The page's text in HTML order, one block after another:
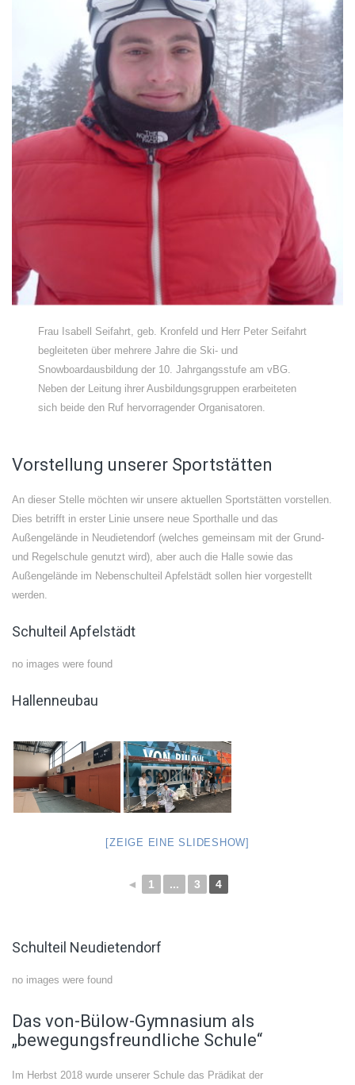
Frau Isabell Seifahrt, geb. Kronfeld und Herr Peter Seifahrt
begleiteten über mehrere Jahre die Ski- und
Snowboardausbildung der 10. Jahrgangsstufe am vBG.
Neben der Leitung ihrer Ausbildungsgruppen erarbeiteten
sich beide den Ruf hervorragender Organisatoren.
Vorstellung unserer Sportstätten
An dieser Stelle möchten wir unsere aktuellen Sportstätten vorstellen.
Dies betrifft in erster Linie unsere neue Sporthalle und das
Außengelände in Neudietendorf (welches gemeinsam mit der Grund-
und Regelschule genutzt wird), aber auch die Halle sowie das
Außengelände im Nebenschulteil Apfelstädt sollen hier vorgestellt
werden.
Schulteil Apfelstädt
no images were found
Hallenneubau
[ZEIGE EINE SLIDESHOW]
◄ 1 ... 3 4
Schulteil Neudietendorf
no images were found
Das von-Bülow-Gymnasium als
„bewegungsfreundliche Schule“
Im Herbst 2018 wurde unserer Schule das Prädikat der